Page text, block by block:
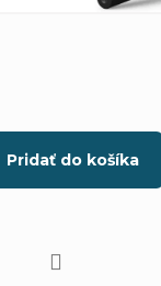
Pridať do košíka